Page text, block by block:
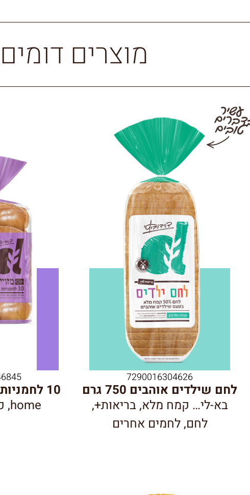
מוצרים דומים
7290016304626
לחם שילדים אוהבים 750 גרם
בא-לי… קמח מלא, בריאות+,
לחם,לחמים אחרים
10 לחמניות מזונות 750 גרם
home
,